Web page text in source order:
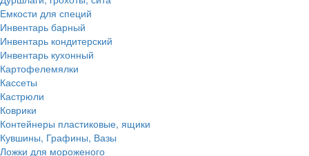
Емкости для специй
Инвентарь барный
Инвентарь кондитерский
Инвентарь кухонный
Картофелемялки
Кассеты
Кастрюли
Коврики
Контейнеры пластиковые, ящики
Кувшины, Графины, Вазы
Ложки для мороженого